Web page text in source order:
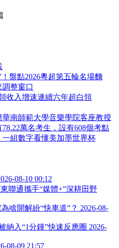
盤點2026粵超第五輪名場麵
調整窗口
收入增速連續六年超白領
南師範大學音樂學院客座教授
萬名考生，設有608個考點
一組數字看懂美加墨世界杯
08-10 00:12
聯通攜手“媒體+”深耕田野
啥開解紛“快車道”？ 2026-08-
納入“1分鍾”快速反應圈 2026-
08-09 21:57